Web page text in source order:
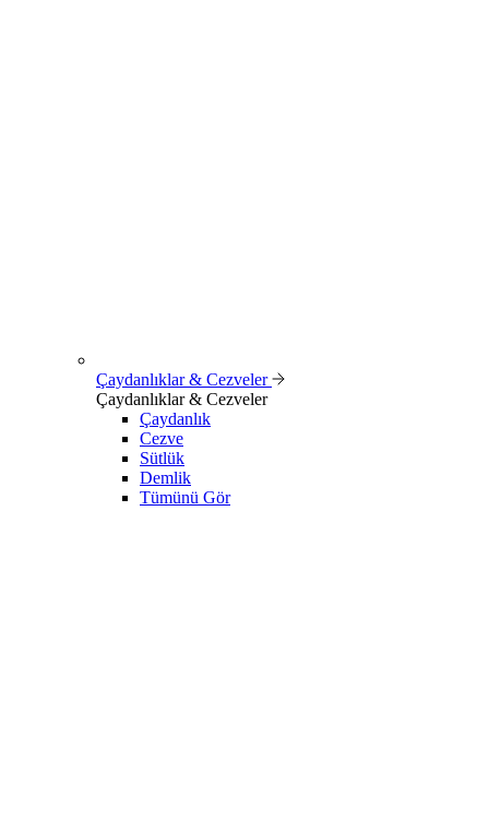
Çaydanlıklar & Cezveler
Çaydanlıklar & Cezveler
Çaydanlık
Cezve
Sütlük
Demlik
Tümünü Gör